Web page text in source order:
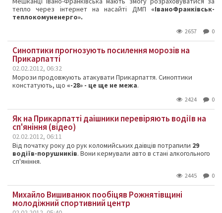
тепло через інтернет на насайті ДМП «ІваноФранківськ-
теплокомуненерго».
2657 0
Синоптики прогнозують посилення морозів на
Прикарпатті
02.02.2012, 06:32
Морози продовжують атакувати Прикарпаття. Синоптики
констатують, що «-28» - це ще не межа.
2424 0
Як на Прикарпатті даішники перевіряють водіїв на
сп'яніння (відео)
02.02.2012, 06:11
Від початку року до рук коломийських даівців потрапили 29
водіїв-порушників. Вони кермували авто в стані алкогольного
сп'яніння.
2445 0
Михайло Вишиванюк пообіцяв Рожнятівщині
молодіжний спортивний центр